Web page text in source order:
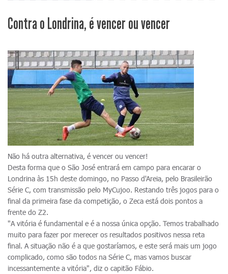
Contra o Londrina, é vencer ou vencer
Não há outra alternativa, é vencer ou vencer!
Desta forma que o São José entrará em campo para encarar o
Londrina às 15h deste domingo, no Passo d'Areia, pelo Brasileirão
Série C, com transmissão pelo MyCujoo. Restando três jogos para o
final da primeira fase da competição, o Zeca está dois pontos a
frente do Z2.
"A vitória é fundamental e é a nossa única opção. Temos trabalhado
muito para fazer por merecer os resultados positivos nessa reta
final. A situação não é a que gostaríamos, e este será mais um jogo
complicado, como são todos na Série C, mas vamos buscar
incessantemente a vitória", diz o capitão Fábio.